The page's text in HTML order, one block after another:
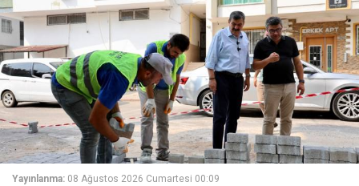
Yayınlanma: 08 Ağustos 2026 Cumartesi 00:09